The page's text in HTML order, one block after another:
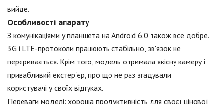
вийде.
Особливості апарату
З комунікаціями у планшета на Android 6.0 також все добре.
3G і LTE-протоколи працюють стабільно, зв'язок не
переривається. Крім того, модель отримала якісну камеру і
привабливий екстер'єр, про що не раз згадували
користувачі у своїх відгуках.
Переваги моделі: хороша продуктивність для своєї цінової